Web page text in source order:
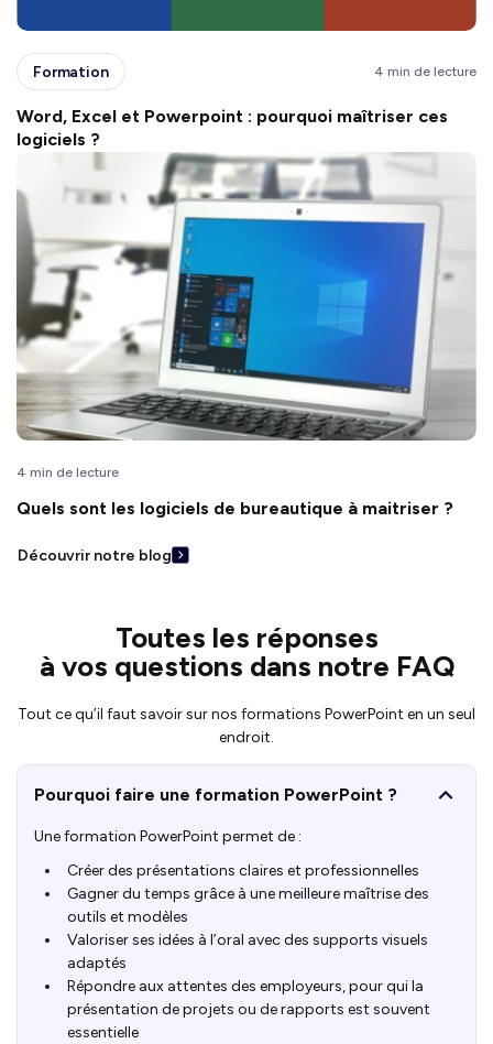
Formation 4 min de lecture
Word, Excel et Powerpoint : pourquoi maîtriser ces
logiciels ?
4 min de lecture
Quels sont les logiciels de bureautique à maitriser ?
Découvrir notre blog
Toutes les réponses
à vos questions dans notre FAQ
Tout ce qu’il faut savoir sur nos formations PowerPoint en un seul
endroit.
Pourquoi faire une formation PowerPoint ?
Une formation PowerPoint permet de :
Créer des présentations claires et professionnelles
Gagner du temps grâce à une meilleure maîtrise des
outils et modèles
Valoriser ses idées à l’oral avec des supports visuels
adaptés
Répondre aux attentes des employeurs, pour qui la
présentation de projets ou de rapports est souvent
essentielle